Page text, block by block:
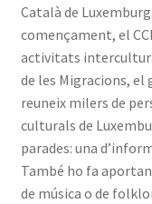
Català de
començament, el
activitats
de les Migracions,
reuneix milers de
culturals de
parades: una
També ho fa
de música o de